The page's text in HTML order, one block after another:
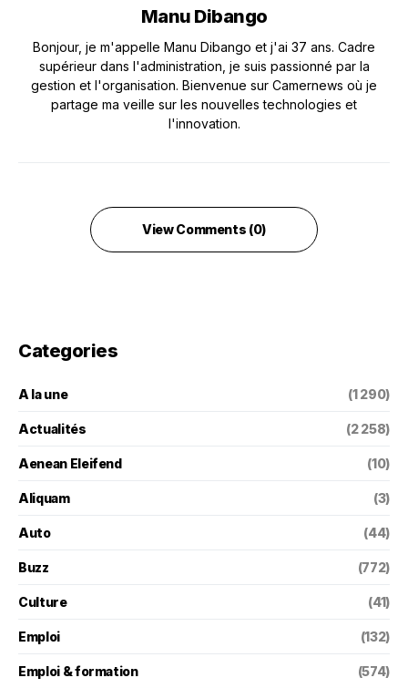
Manu Dibango
Bonjour, je m'appelle Manu Dibango et j'ai 37 ans. Cadre
supérieur dans l'administration, je suis passionné par la
gestion et l'organisation. Bienvenue sur Camernews où je
partage ma veille sur les nouvelles technologies et
l'innovation.
View Comments (0)
Categories
A la une (1 290)
Actualités (2 258)
Aenean Eleifend (10)
Aliquam (3)
Auto (44)
Buzz (772)
Culture (41)
Emploi (132)
Emploi & formation (574)